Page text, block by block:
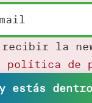
recibir la
política de
estás dentro